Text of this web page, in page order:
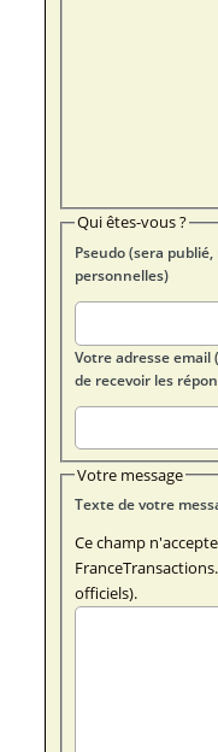
Qui êtes-vous ?
Pseudo (sera
personnelles)
Votre adresse email
de recevoir les
Votre message
Ce champ
officiels).